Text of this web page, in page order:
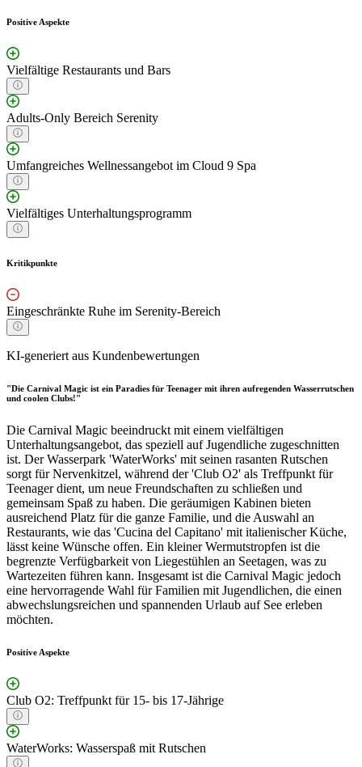
Positive Aspekte
Vielfältige Restaurants und Bars
Adults-Only Bereich Serenity
Umfangreiches Wellnessangebot im Cloud 9 Spa
Vielfältiges Unterhaltungsprogramm
Kritikpunkte
Eingeschränkte Ruhe im Serenity-Bereich
KI-generiert aus Kundenbewertungen
"Die Carnival Magic ist ein Paradies für Teenager mit ihren aufregenden Wasserrutschen
und coolen Clubs!"
Die Carnival Magic beeindruckt mit einem vielfältigen
Unterhaltungsangebot, das speziell auf Jugendliche zugeschnitten
ist. Der Wasserpark 'WaterWorks' mit seinen rasanten Rutschen
sorgt für Nervenkitzel, während der 'Club O2' als Treffpunkt für
Teenager dient, um neue Freundschaften zu schließen und
gemeinsam Spaß zu haben. Die geräumigen Kabinen bieten
ausreichend Platz für die ganze Familie, und die Auswahl an
Restaurants, wie das 'Cucina del Capitano' mit italienischer Küche,
lässt keine Wünsche offen. Ein kleiner Wermutstropfen ist die
begrenzte Verfügbarkeit von Liegestühlen an Seetagen, was zu
Wartezeiten führen kann. Insgesamt ist die Carnival Magic jedoch
eine hervorragende Wahl für Familien mit Jugendlichen, die einen
abwechslungsreichen und spannenden Urlaub auf See erleben
möchten.
Positive Aspekte
Club O2: Treffpunkt für 15- bis 17-Jährige
WaterWorks: Wasserspaß mit Rutschen